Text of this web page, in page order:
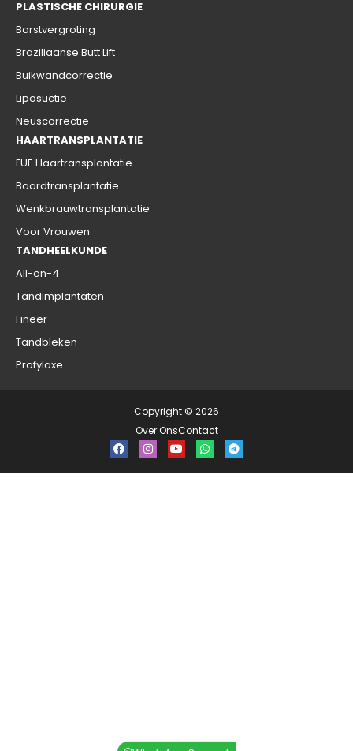
PLASTISCHE CHIRURGIE
Borstvergroting
Braziliaanse Butt Lift
Buikwandcorrectie
Liposuctie
Neuscorrectie
HAARTRANSPLANTATIE
FUE Haartransplantatie
Baardtransplantatie
Wenkbrauwtransplantatie
Voor Vrouwen
TANDHEELKUNDE
All-on-4
Tandimplantaten
Fineer
Tandbleken
Profylaxe
Copyright © 2026
Over OnsContact